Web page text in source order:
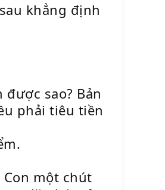
khẳng định
sao? Bản
phải tiêu tiền
một chút